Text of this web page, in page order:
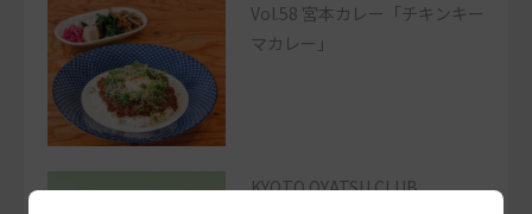
Vol.58 宮本カレー「チキンキー
マカレー」
KYOTO OYATSU CLUB